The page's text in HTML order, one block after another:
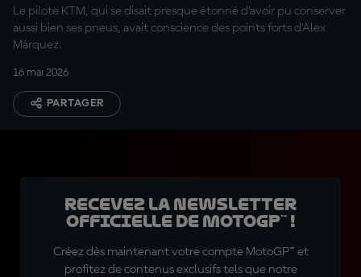
Le pilote KTM, qui se disait presque étonné d'avoir pu conserver
aussi bien ses pneus, avait conscience des points forts d'Alex
Márquez.
16 mai 2026
PARTAGER
Recevez la Newsletter
officielle de MotoGP™ !
Créez dès maintenant votre compte MotoGP™ et
profitez de contenus exclusifs tels que notre